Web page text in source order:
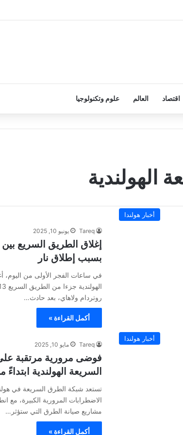
اقتصاد العالم علوم وتكنولوجيا
الهولندية
أخبار هولندا
Tareq يونيو 10, 2025
إغلاق الطريق السريع
بسبب إطلاق نار
في ساعات الفجر الأولى من اليوم،
روتردام ولاهاي، بعد حادث…
أكمل القراءة »
أخبار هولندا
Tareq مايو 10, 2025
فوضى مرورية مرتقبة
السريعة الهولندية
تستعد شبكة الطرق السريعة في
الاضطرابات المرورية الكبيرة، مع
مشاريع صيانة الطرق التي ستؤثر…
أكمل القراءة »